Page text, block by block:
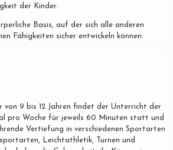
der Kinder.
Basis, auf der sich alle anderen
Fähigkeiten sicher entwickeln können.
von 9 bis 12 Jahren findet der Unterricht der
pro Woche für jeweils 60 Minuten statt und
Vertiefung in verschiedenen Sportarten
Leichtathletik, Turnen und